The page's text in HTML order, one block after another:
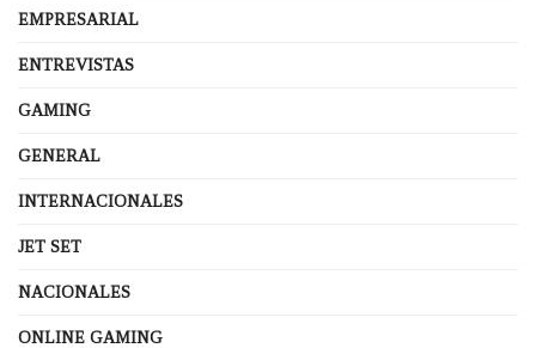
EMPRESARIAL
ENTREVISTAS
GAMING
GENERAL
INTERNACIONALES
JET SET
NACIONALES
ONLINE GAMING